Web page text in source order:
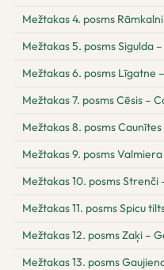
Mežtakas 4. posms
Mežtakas 5. posms Sigulda
Mežtakas 6. posms Līgatne
Mežtakas 7. posms Cēsis –
Mežtakas 8. posms
Mežtakas 9. posms
Mežtakas 10. posms Strenči
Mežtakas 11. posms Spicu
Mežtakas 12. posms Zaķi –
Mežtakas 13. posms